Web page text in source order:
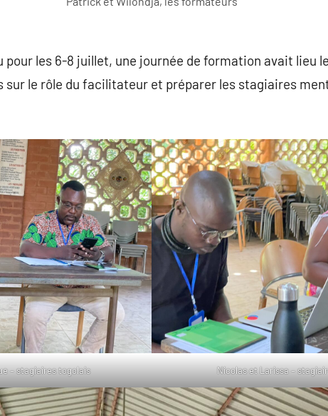
pour les 6-8 juillet, une journée de formation avait lieu
le rôle du facilitateur et préparer les stagiaires
– stagiaires togolais Nicolas et Larissa –